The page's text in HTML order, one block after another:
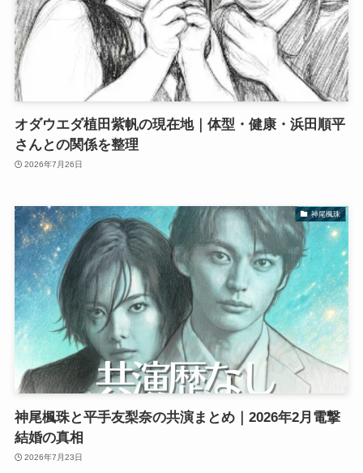
オダウエダ植田紫帆の現在地｜体型・健康・浜田順平
さんとの関係を整理
2026年7月26日
神尾楓珠
神尾楓珠と平手友梨奈の共演まとめ｜2026年2月電撃
結婚の真相
2026年7月23日